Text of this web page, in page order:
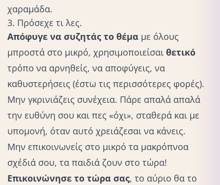
χαραμάδα.
3. Πρόσεχε τι λες.
Απόφυγε να συζητάς το θέμα με όλους
μπροστά στο μικρό, χρησιμοποιείσαι θετικό
τρόπο να αρνηθείς, να αποφύγεις, να
καθυστερήσεις (έστω τις περισσότερες φορές).
Μην γκρινιάζεις συνέχεια. Πάρε απαλά απαλά
την ευθύνη σου και πες «όχι», σταθερά και με
υπομονή, όταν αυτό χρειάζεσαι να κάνεις.
Μην επικοινωνείς στο μικρό τα μακρόπνοα
σχέδιά σου, τα παιδιά ζουν στο τώρα!
Επικοινώνησε το τώρα σας, το αύριο θα το